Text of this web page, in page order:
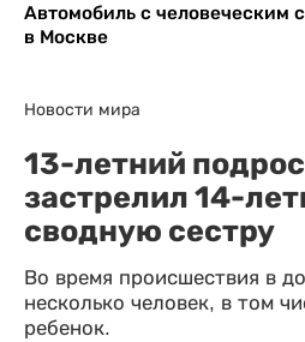
Автомобиль с человеческим
в Москве
Новости мира
13-летний
застрелил 14-
сводную сестру
Во время происшествия в
несколько человек, в том
ребенок.